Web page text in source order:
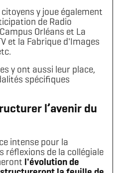
y joue également
de Radio
Orléans et La
et la Fabrique d'Images
y ont aussi leur place,
spécifiques
l’avenir du
intense pour la
réflexions de la collégiale
l'évolution de